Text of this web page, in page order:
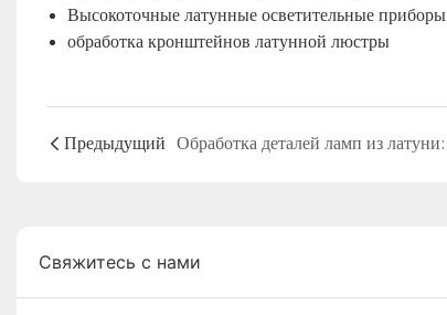
Высокоточные латунные осветительные приборы
обработка кронштейнов латунной люстры
Предыдущий
Свяжитесь с нами